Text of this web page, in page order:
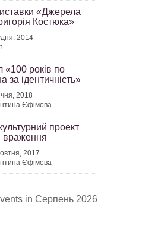
«Джерела
Костюка»
2014
«100 років по
за ідентичність»
2018
Єфімова
проект
враження
2017
Єфімова
in Серпень 2026